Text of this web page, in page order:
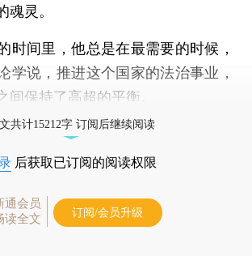
魂灵。
间里，他总是在最需要的时候，
学说，推进这个国家的法治事业，
间保持了高超的平衡。
共计15212字 订阅后继续阅读
后获取已订阅的阅读权限
通会员
读全文
订阅/会员升级